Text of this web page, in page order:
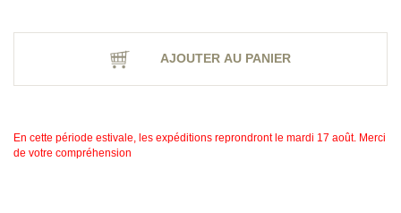
AJOUTER AU PANIER
En cette période estivale, les expéditions reprondront le mardi 17 août. Merci
de votre compréhension